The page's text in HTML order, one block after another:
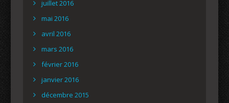
juillet 2016
mai 2016
avril 2016
mars 2016
février 2016
janvier 2016
décembre 2015